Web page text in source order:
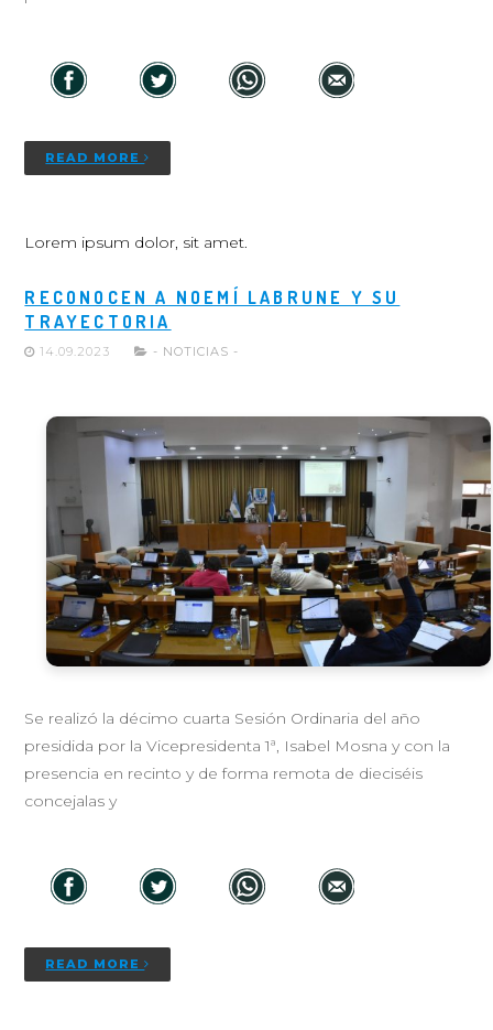
READ MORE
Lorem ipsum dolor, sit amet.
RECONOCEN A NOEMÍ LABRUNE Y SU
TRAYECTORIA
14.09.2023 - NOTICIAS -
Se realizó la décimo cuarta Sesión Ordinaria del año
presidida por la Vicepresidenta 1ª, Isabel Mosna y con la
presencia en recinto y de forma remota de dieciséis
concejalas y
READ MORE